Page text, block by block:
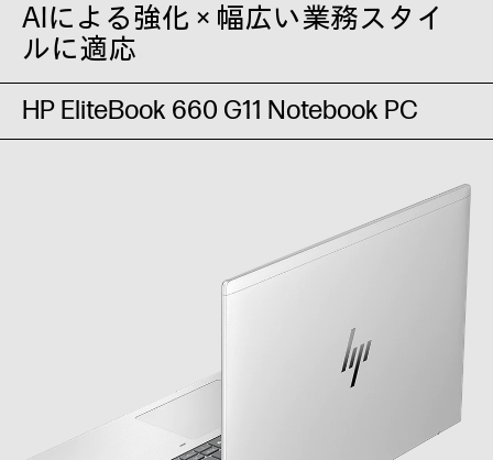
AIによる強化 × 幅広い業務スタイ
ルに適応
HP EliteBook 660 G11 Notebook PC